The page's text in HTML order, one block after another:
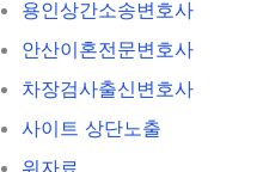
용인상간소송변호사
안산이혼전문변호사
차장검사출신변호사
사이트 상단노출
위자료